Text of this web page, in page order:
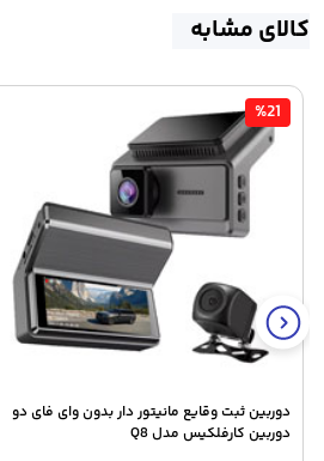
کالای مشابه
%21
دوربین ثبت وقایع مانیتور دار بدون وای فای دو
دوربین کارفلکیس مدل Q8